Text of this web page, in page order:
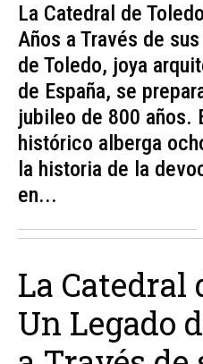
La Catedral de
Años a Través de
de Toledo, joya
de España, se
jubileo de 800 años.
histórico alberga
la historia de la
en...
La Catedral
Un Legado